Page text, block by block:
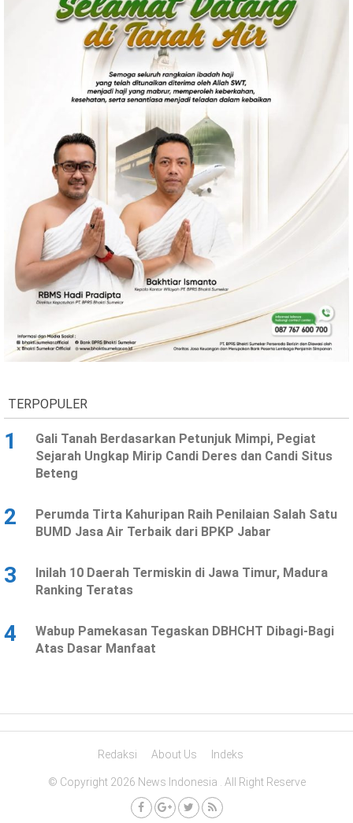
TERPOPULER
1
Gali Tanah Berdasarkan Petunjuk Mimpi, Pegiat
Sejarah Ungkap Mirip Candi Deres dan Candi Situs
Beteng
2
Perumda Tirta Kahuripan Raih Penilaian Salah Satu
BUMD Jasa Air Terbaik dari BPKP Jabar
3
Inilah 10 Daerah Termiskin di Jawa Timur, Madura
Ranking Teratas
4
Wabup Pamekasan Tegaskan DBHCHT Dibagi-Bagi
Atas Dasar Manfaat
Redaksi About Us Indeks
© Copyright 2026 News Indonesia . All Right Reserve